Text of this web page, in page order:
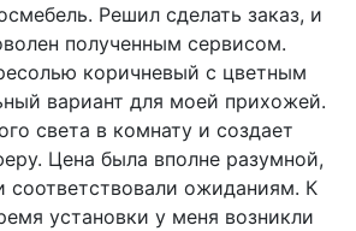
Решил сделать заказ, и
полученным сервисом.
коричневый с цветным
вариант для моей прихожей.
света в комнату и создает
Цена была вполне разумной,
соответствовали ожиданиям. К
установки у меня возникли